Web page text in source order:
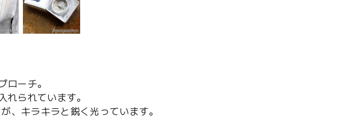
ローチ。
られています。
、キラキラと鋭く光っています。